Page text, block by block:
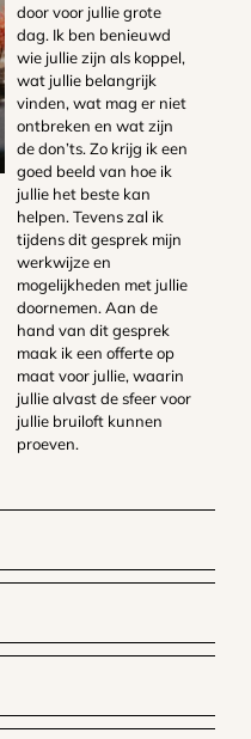
door voor jullie grote
dag. Ik ben benieuwd
wie jullie zijn als koppel,
wat jullie belangrijk
vinden, wat mag er niet
ontbreken en wat zijn
de don’ts. Zo krijg ik een
goed beeld van hoe ik
jullie het beste kan
helpen. Tevens zal ik
tijdens dit gesprek mijn
werkwijze en
mogelijkheden met jullie
doornemen. Aan de
hand van dit gesprek
maak ik een offerte op
maat voor jullie, waarin
jullie alvast de sfeer voor
jullie bruiloft kunnen
proeven.